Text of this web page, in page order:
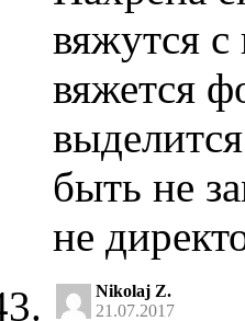
вяжутся
вяжется
быть не
не
Nikolaj Z.
21.07.2017